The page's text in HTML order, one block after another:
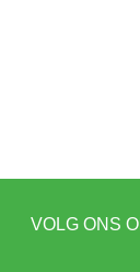
VOLG ONS